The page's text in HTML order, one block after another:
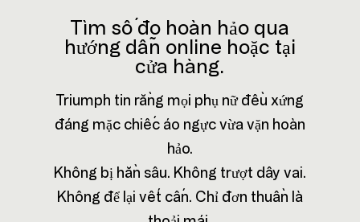
Tìm số đo hoàn hảo qua
hướng dẫn online hoặc tại
cửa hàng.
Triumph tin rằng mọi phụ nữ đều xứng
đáng mặc chiếc áo ngực vừa vặn hoàn
hảo.
Không bị hằn sâu. Không trượt dây vai.
Không để lại vết cấn. Chỉ đơn thuần là